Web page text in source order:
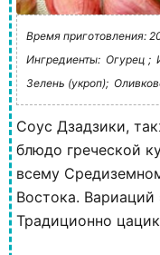
Время приготовления:
Ингредиенты: Огурец ;
Зелень (укроп);
Соус Дзадзики,
блюдо греческой
всему
Востока. Вариаций
Традиционно